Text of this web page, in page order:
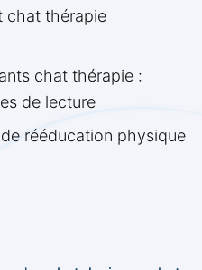
chat thérapie
chat thérapie :
de lecture
rééducation physique